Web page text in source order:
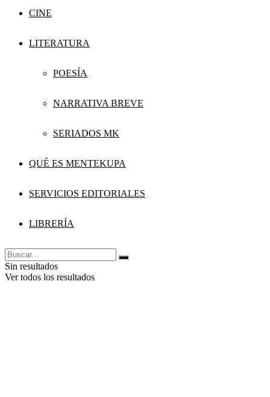
CINE
LITERATURA
POESÍA
NARRATIVA BREVE
SERIADOS MK
QUÉ ES MENTEKUPA
SERVICIOS EDITORIALES
LIBRERÍA
Sin resultados
Ver todos los resultados